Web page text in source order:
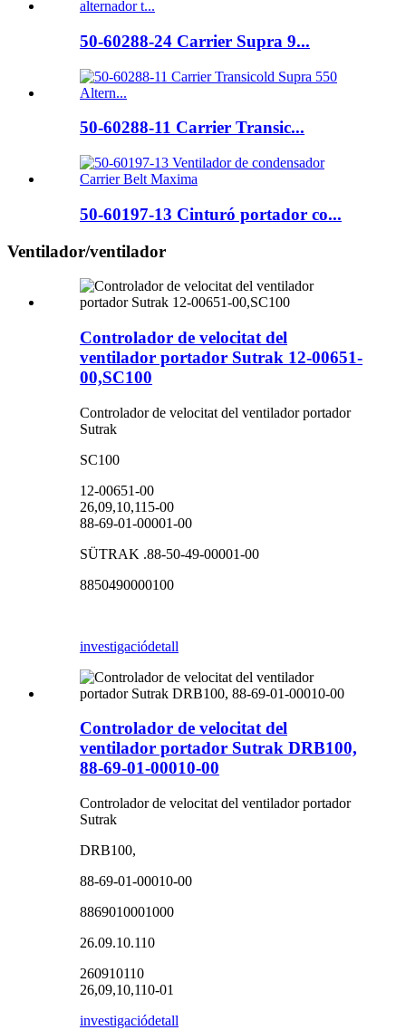
50-60288-24 Carrier Supra 9...
50-60288-11 Carrier Transic...
50-60197-13 Cinturó portador co...
Ventilador/ventilador
Controlador de velocitat del
ventilador portador Sutrak 12-00651-
00,SC100
Controlador de velocitat del ventilador portador
Sutrak
SC100
12-00651-00
26,09,10,115-00
88-69-01-00001-00
SÜTRAK .88-50-49-00001-00
8850490000100
investigaciódetall
Controlador de velocitat del
ventilador portador Sutrak DRB100,
88-69-01-00010-00
Controlador de velocitat del ventilador portador
Sutrak
DRB100,
88-69-01-00010-00
8869010001000
26.09.10.110
260910110
26,09,10,110-01
investigaciódetall